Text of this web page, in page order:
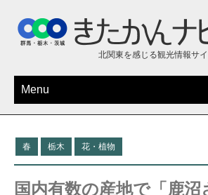
北関東を感じる観光情報サイ
Menu
春 栃木 花・植物
国内有数の産地で「鹿沼